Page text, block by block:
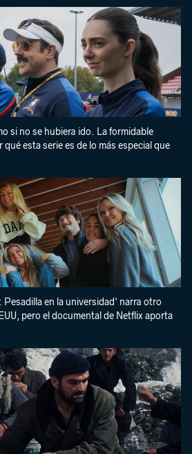
si no se hubiera ido. La formidable
esta serie es de lo más especial que
en la universidad' narra otro
pero el documental de Netflix aporta